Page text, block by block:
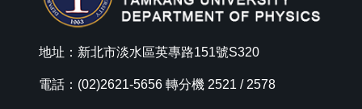
地址：新北市淡水區英專路151號S320
電話：(02)2621-5656 轉分機 2521 / 2578